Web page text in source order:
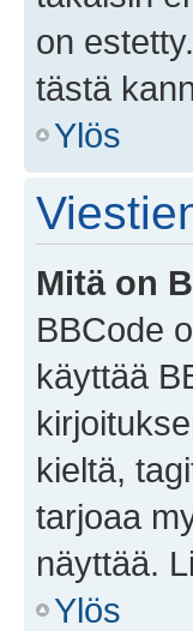
on
tästä
Ylös
Mitä on
BBCode
käyttää
kieltä,
tarjoaa
näyttää.
Ylös